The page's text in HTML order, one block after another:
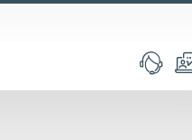
(Alt + 0)(Alt + 1)
(Alt + 2)
ein-/ausschalten (Alt + 3)
öffnen (Alt + 5)